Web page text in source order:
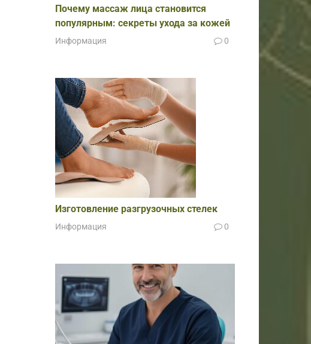
Почему массаж лица становится
популярным: секреты ухода за кожей
Информация 0
Изготовление разгрузочных стелек
Информация 0